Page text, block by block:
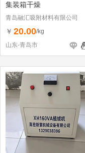
集装箱干燥
青岛融汇吸附材料有限公司
￥ 20.00/kg
山东-青岛市